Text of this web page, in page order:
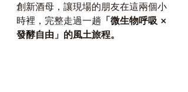
創新酒母，讓現場的朋友在這兩個小
時裡，完整走過一趟 「微生物呼吸 ×
發酵自由」的風土旅程。